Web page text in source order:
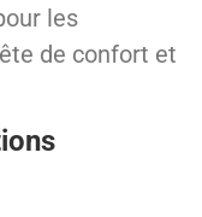
les
de confort et